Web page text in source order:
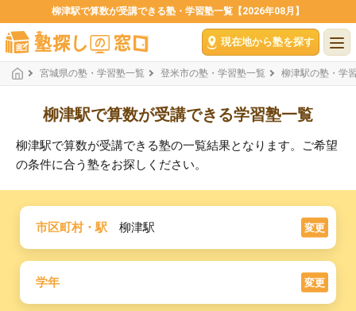
柳津駅で算数が受講できる塾・学習塾一覧【2026年08月】
現在地から塾を探す
宮城県の塾・学習塾一覧 登米市の塾・学習塾一覧 柳津駅の塾・学
柳津駅で算数が受講できる学習塾一覧
柳津駅で算数が受講できる塾の一覧結果となります。ご希望
の条件に合う塾をお探しください。
市区町村・駅 柳津駅 変更
学年 変更